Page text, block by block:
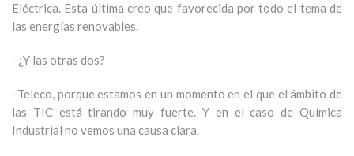
Eléctrica. Esta última creo que favorecida por todo el tema de
las energías renovables.
–¿Y las otras dos?
–Teleco, porque estamos en un momento en el que el ámbito de
las TIC está tirando muy fuerte. Y en el caso de Química
Industrial no vemos una causa clara.